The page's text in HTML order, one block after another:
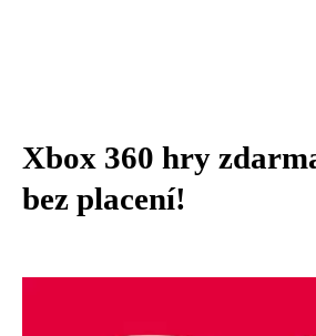
Xbox 360 hry
bez placení!